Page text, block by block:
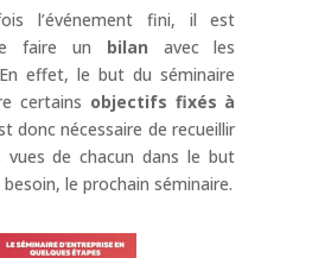
l’événement fini, il est
faire un bilan avec les
effet, le but du séminaire
certains objectifs fixés à
donc nécessaire de recueillir
vues de chacun dans le but
besoin, le prochain séminaire.